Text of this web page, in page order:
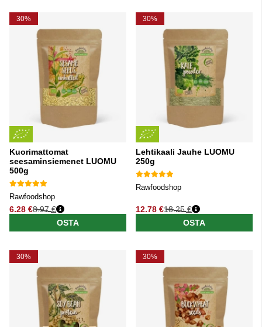
30%
Kuorimattomat
seesaminsiemenet LUOMU
500g
Rawfoodshop
6.28 €
Normaali hinta
8.97 €
OSTA
30%
Lehtikaali Jauhe LUOMU
250g
Rawfoodshop
12.78 €
Normaali hinta
18.25 €
OSTA
30% 30%